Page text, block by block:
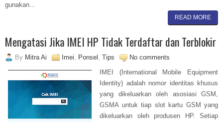
gunakan...
READ MORE
Mengatasi Jika IMEI HP Tidak Terdaftar dan Terblokir
By Mitra Ai Imei Ponsel Tips
No comments
IMEI (International Mobile Equipment
Identity) adalah nomor identitas khusus
yang dikeluarkan oleh asosiasi GSM,
GSMA untuk tiap slot kartu GSM yang
dikeluarkan oleh produsen HP. Setiap